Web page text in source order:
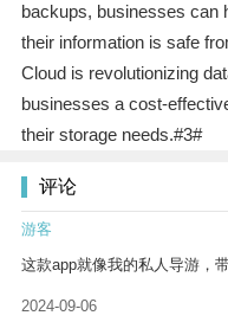
backups, businesses can
their information is safe
Cloud is revolutionizing
businesses a cost-
their storage needs.#3#
评论
游客
这款app就像我的私人导游，
2024-09-06